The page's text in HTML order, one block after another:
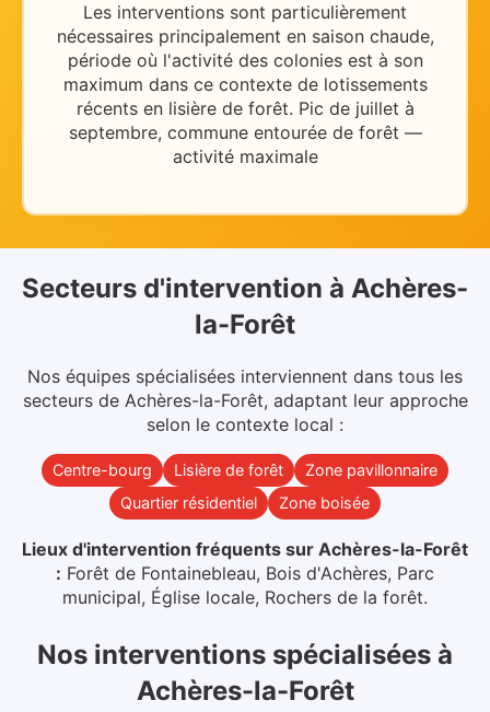
Les interventions sont particulièrement
nécessaires principalement en saison chaude,
période où l'activité des colonies est à son
maximum dans ce contexte de lotissements
récents en lisière de forêt. Pic de juillet à
septembre, commune entourée de forêt —
activité maximale
Secteurs d'intervention à Achères-
la-Forêt
Nos équipes spécialisées interviennent dans tous les
secteurs de Achères-la-Forêt, adaptant leur approche
selon le contexte local :
Centre-bourg Lisière de forêt
Zone pavillonnaire
Quartier résidentiel
Zone boisée
Lieux d'intervention fréquents sur Achères-la-Forêt
: Forêt de Fontainebleau, Bois d'Achères, Parc
municipal, Église locale, Rochers de la forêt.
Nos interventions spécialisées à
Achères-la-Forêt